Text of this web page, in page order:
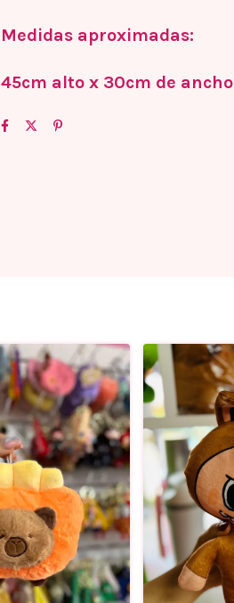
Medidas aproximadas:
45cm alto x 30cm de ancho